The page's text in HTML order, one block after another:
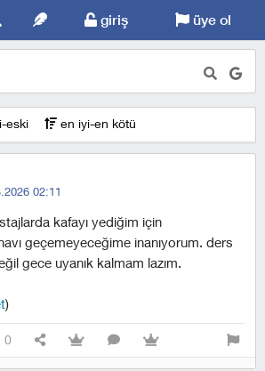
giriş üye ol
eski en iyi-en kötü
02:11
kafayı yediğim için
geçemeyeceğime inanıyorum. ders
gece uyanık kalmam lazım.
)
0